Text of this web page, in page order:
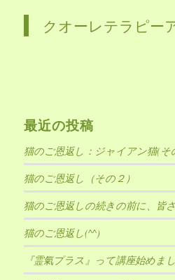
クオーレテラピー
最近の投稿
猫のご恩返し：ジャイアン猫(そ
猫のご恩返し（その２）
猫のご恩返しの続きの前に、皆
猫のご恩返し(^^)
『霊氣プラス』って講座始めま